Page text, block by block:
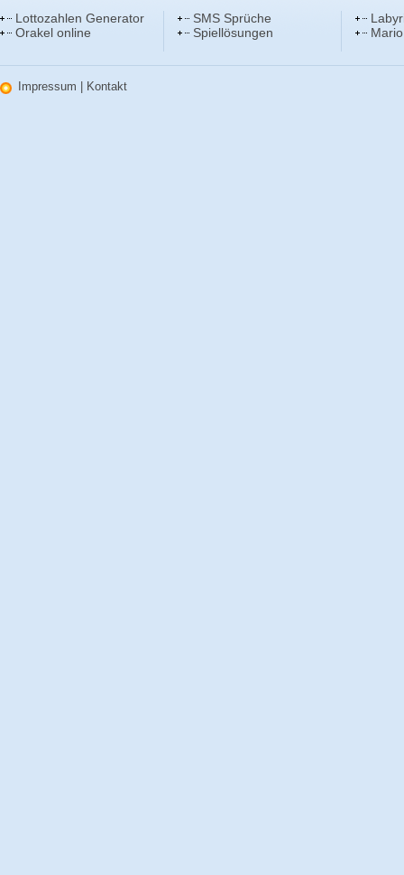
Lottozahlen Generator
Orakel online
SMS Sprüche
Spiellösungen
Impressum Kontakt